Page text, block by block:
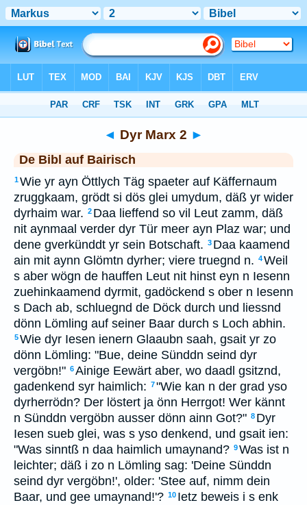
◄ Dyr Marx 2 ►
De Bibl auf Bairisch
1Wie yr ayn Öttlych Täg spaeter auf Käffernaum
zruggkaam, grödt si dös glei umydum, däß yr wider
dyrhaim war. 2 Daa lieffend so vil Leut zamm, däß
nit aynmaal verder dyr Tür meer ayn Plaz war; und
dene gverkünddt yr sein Botschaft. 3 Daa kaamend
ain mit aynn Glömtn dyrher; viere truegnd n. 4Weil
s aber wögn de hauffen Leut nit hinst eyn n Iesenn
zuehinkaamend dyrmit, gadöckend s ober n Iesenn
s Dach ab, schluegnd de Döck durch und liessnd
dönn Lömling auf seiner Baar durch s Loch abhin.
5Wie dyr Iesen ienern Glaaubn saah, gsait yr zo
dönn Lömling: "Bue, deine Sünddn seind dyr
vergöbn!" 6Ainige Eewärt aber, wo daadl gsitznd,
gadenkend syr haimlich: 7"Wie kan n der grad yso
dyrherrödn? Der löstert ja önn Herrgot! Wer kännt
n Sünddn vergöbn ausser dönn ainn Got?" 8 Dyr
Iesen sueb glei, was s yso denkend, und gsait ien:
"Was sinntß n daa haimlich umaynand? 9Was ist n
leichter; däß i zo n Lömling sag: 'Deine Sünddn
seind dyr vergöbn!', older: 'Stee auf, nimm dein
Baar, und gee umaynand!'? 10 Ietz beweis i s enk